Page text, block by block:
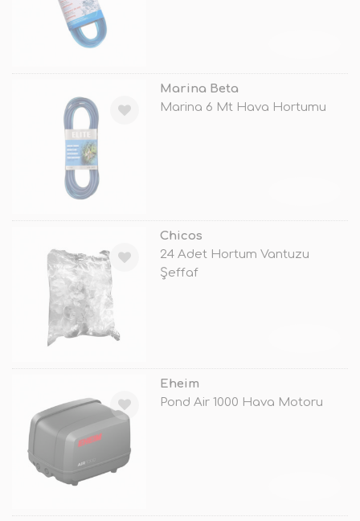
Marina Beta
Marina 6 Mt Hava Hortumu
Chicos
24 Adet Hortum Vantuzu
Şeffaf
Eheim
Pond Air 1000 Hava Motoru